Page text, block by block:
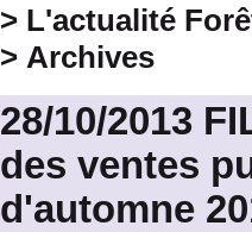
> L'actualité
> Archives
28/10/2013
des ventes
d'automne